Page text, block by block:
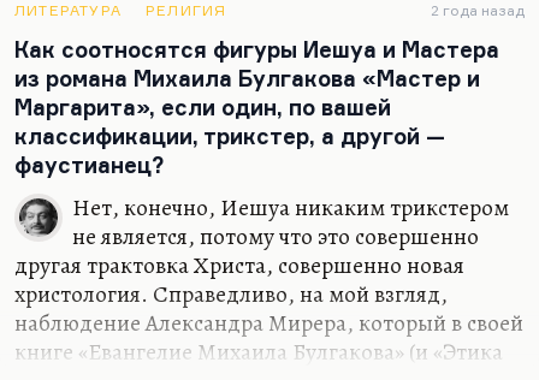
Франгуляна. Окуджава похож, Примаков не
похож. Мне кажется, что и значение фигуры
Примакова с одной стороны, в одних аспектах
недооценено, в других аспектах — переоценено.
Я больше люблю такие метафорические
памятники, как памятник Суворову в Петербурге.
Это, мне кажется, памятник душе. Здесь мне
кажется — памятник довольно…
ЛИТЕРАТУРА РЕЛИГИЯ 2 года назад
Как соотносятся фигуры Иешуа и Мастера
из романа Михаила Булгакова «Мастер и
Маргарита», если один, по вашей
классификации, трикстер, а другой —
фаустианец?
Нет, конечно, Иешуа никаким трикстером
не является, потому что это совершенно
другая трактовка Христа, совершенно новая
христология. Справедливо, на мой взгляд,
наблюдение Александра Мирера, который в своей
книге «Евангелие Михаила Булгакова» (и «Этика